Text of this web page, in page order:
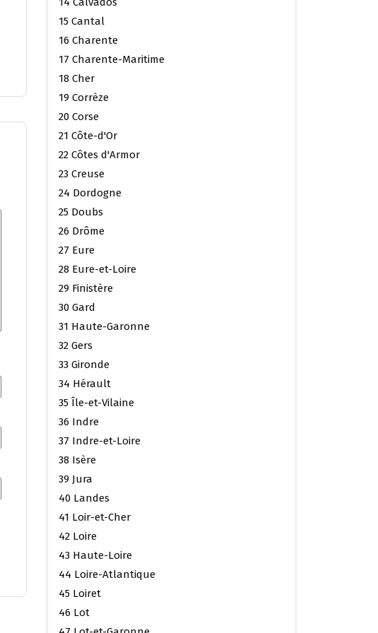
15 Cantal
16 Charente
17 Charente-Maritime
18 Cher
19 Corrèze
20 Corse
21 Côte-d'Or
22 Côtes d'Armor
23 Creuse
24 Dordogne
25 Doubs
26 Drôme
27 Eure
28 Eure-et-Loire
29 Finistère
30 Gard
31 Haute-Garonne
32 Gers
33 Gironde
34 Hérault
35 Île-et-Vilaine
36 Indre
37 Indre-et-Loire
38 Isère
39 Jura
40 Landes
41 Loir-et-Cher
42 Loire
43 Haute-Loire
44 Loire-Atlantique
45 Loiret
46 Lot